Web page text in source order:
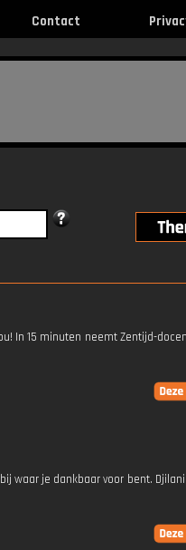
Contact
In 15 minuten neemt Zentijd-
waar je dankbaar voor bent.